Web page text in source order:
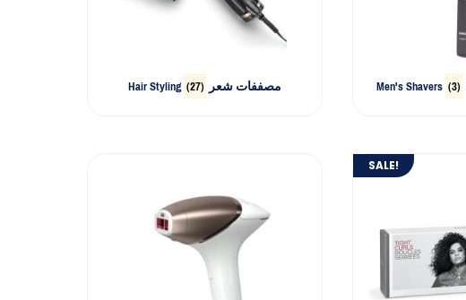
Hair Styling مصففات شعر(27) (3)
SALE!